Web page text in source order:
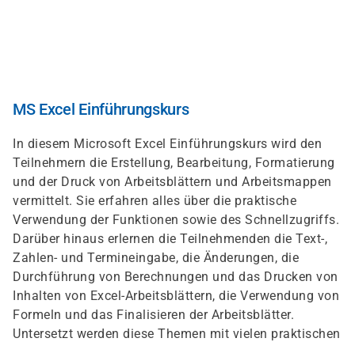
MS Excel Einführungskurs
In diesem Microsoft Excel Einführungskurs wird den
Teilnehmern die Erstellung, Bearbeitung, Formatierung
und der Druck von Arbeitsblättern und Arbeitsmappen
vermittelt. Sie erfahren alles über die praktische
Verwendung der Funktionen sowie des Schnellzugriffs.
Darüber hinaus erlernen die Teilnehmenden die Text-,
Zahlen- und Termineingabe, die Änderungen, die
Durchführung von Berechnungen und das Drucken von
Inhalten von Excel-Arbeitsblättern, die Verwendung von
Formeln und das Finalisieren der Arbeitsblätter.
Untersetzt werden diese Themen mit vielen praktischen